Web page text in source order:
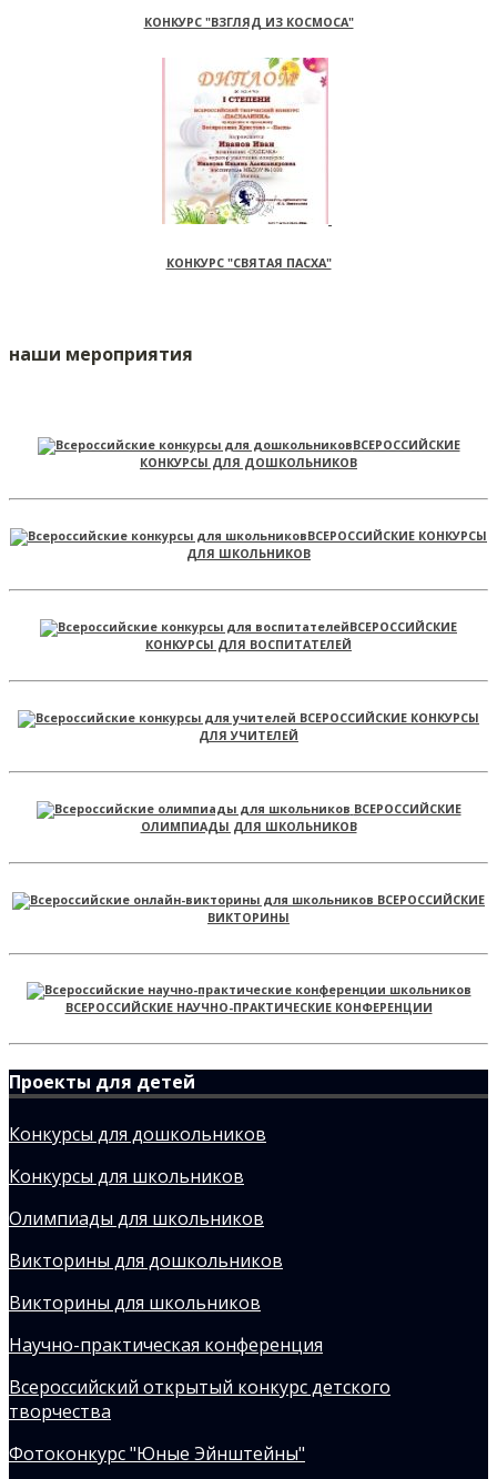
КОНКУРС "ВЗГЛЯД ИЗ КОСМОСА"
КОНКУРС "СВЯТАЯ ПАСХА"
наши мероприятия
ВСЕРОССИЙСКИЕ
КОНКУРСЫ ДЛЯ ДОШКОЛЬНИКОВ
ВСЕРОССИЙСКИЕ КОНКУРСЫ
ДЛЯ ШКОЛЬНИКОВ
ВСЕРОССИЙСКИЕ
КОНКУРСЫ ДЛЯ ВОСПИТАТЕЛЕЙ
ВСЕРОССИЙСКИЕ КОНКУРСЫ
ДЛЯ УЧИТЕЛЕЙ
ВСЕРОССИЙСКИЕ
ОЛИМПИАДЫ ДЛЯ ШКОЛЬНИКОВ
ВСЕРОССИЙСКИЕ
ВИКТОРИНЫ
ВСЕРОССИЙСКИЕ НАУЧНО-ПРАКТИЧЕСКИЕ КОНФЕРЕНЦИИ
Проекты для детей
Конкурсы для дошкольников
Конкурсы для школьников
Олимпиады для школьников
Викторины для дошкольников
Викторины для школьников
Научно-практическая конференция
Всероссийский открытый конкурс детского
творчества
Фотоконкурс "Юные Эйнштейны"